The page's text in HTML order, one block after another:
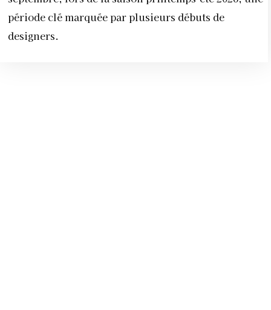
période clé marquée par plusieurs débuts de
designers.